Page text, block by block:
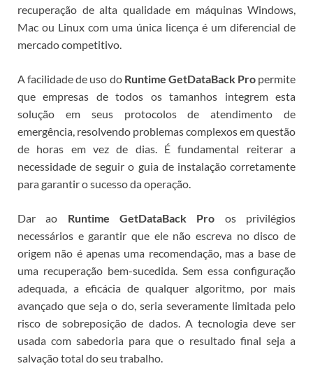
recuperação de alta qualidade em máquinas Windows,
Mac ou Linux com uma única licença é um diferencial de
mercado competitivo.
A facilidade de uso do Runtime GetDataBack Propermite
que empresas de todos os tamanhos integrem esta
solução em seus protocolos de atendimento de
emergência, resolvendo problemas complexos em questão
de horas em vez de dias. É fundamental reiterar a
necessidade de seguir o guia de instalação corretamente
para garantir o sucesso da operação.
Dar ao Runtime GetDataBack Pro os privilégios
necessários e garantir que ele não escreva no disco de
origem não é apenas uma recomendação, mas a base de
uma recuperação bem-sucedida. Sem essa configuração
adequada, a eficácia de qualquer algoritmo, por mais
avançado que seja o do, seria severamente limitada pelo
risco de sobreposição de dados. A tecnologia deve ser
usada com sabedoria para que o resultado final seja a
salvação total do seu trabalho.